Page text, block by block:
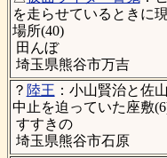
を走らせているときに
場所(40)
田んぼ
埼玉県熊谷市万吉
？ 陸王 ：小山賢治と佐
中止を迫っていた座敷
すすきの
埼玉県熊谷市石原